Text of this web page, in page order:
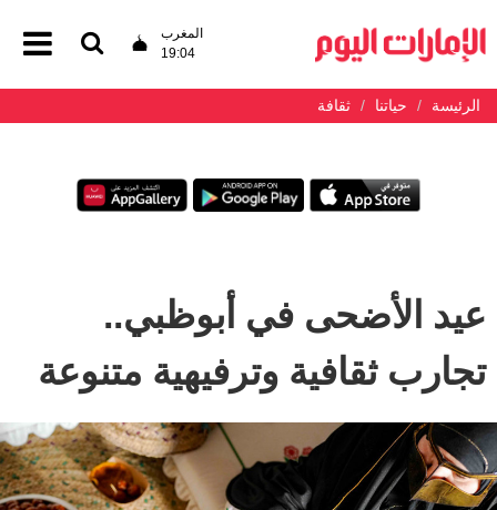
المغرب
19:04
الرئيسة حياتنا ثقافة
عيد الأضحى في أبوظبي..
تجارب ثقافية وترفيهية متنوعة